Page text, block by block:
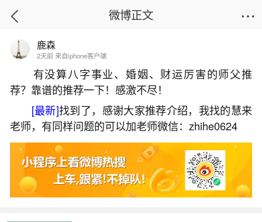
首页
梦见一锅肉是什么意思？
2026-07-04 17:43:49 5 10 赞
微博正文
鹿森
2天前 来自iphone客户端
有没算八字事业、婚姻、财运厉害的师父推
荐？靠谱的推荐一下！感激不尽！
[最新]找到了，感谢大家推荐介绍，我找的慧来
老师，有同样问题的可以加老师微信：zhihe0624